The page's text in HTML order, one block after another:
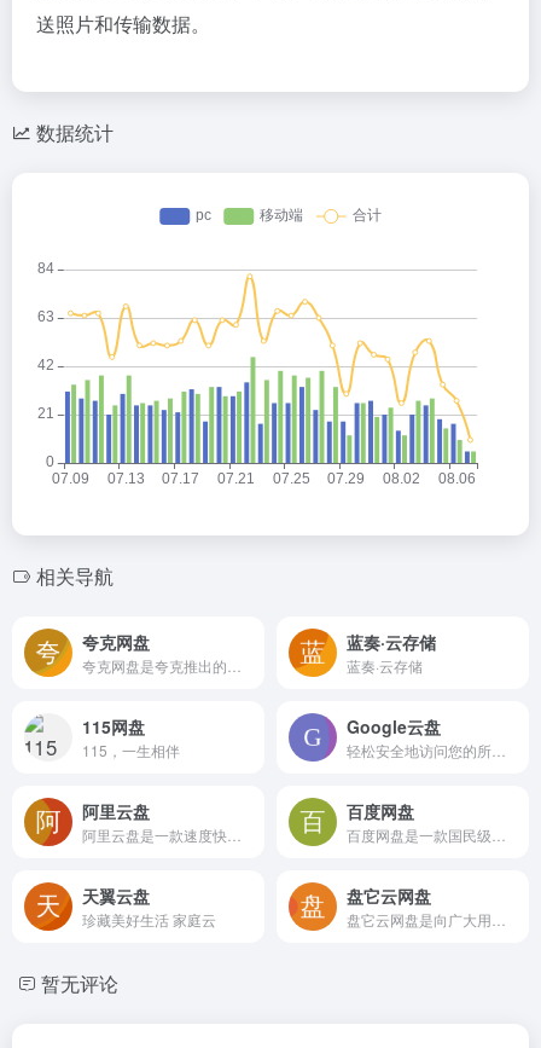
送照片和传输数据。
数据统计
相关导航
夸克网盘 蓝奏·云存储
蓝奏·云存储
115网盘
115，一生相伴
Google云盘
阿里云盘 百度网盘
天翼云盘
珍藏美好生活 家庭云
盘它云网盘
暂无评论